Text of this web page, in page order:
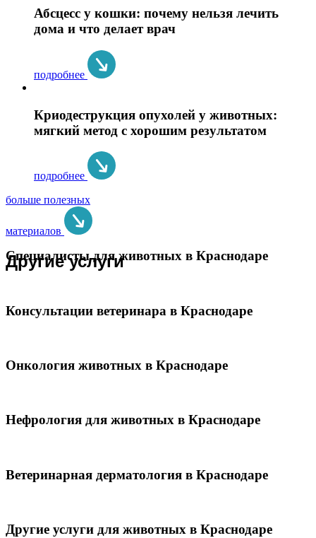
Абсцесс у кошки: почему нельзя лечить
дома и что делает врач
подробнее
Криодеструкция опухолей у животных:
мягкий метод с хорошим результатом
подробнее
больше полезных
материалов
Другие услуги
Специалисты для животных в Краснодаре
Консультации ветеринара в Краснодаре
Онкология животных в Краснодаре
Нефрология для животных в Краснодаре
Ветеринарная дерматология в Краснодаре
Другие услуги для животных в Краснодаре